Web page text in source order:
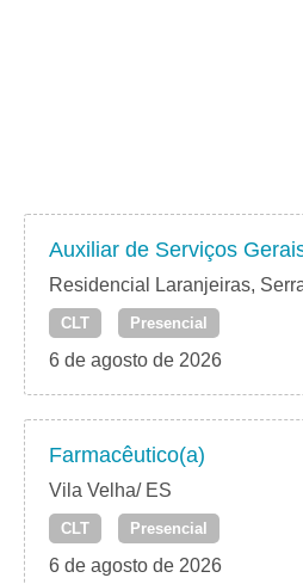
Auxiliar de Serviços
Residencial Laranjeiras,
CLT Presencial
6 de agosto de 2026
Farmacêutico(a)
Vila Velha/ ES
CLT Presencial
6 de agosto de 2026